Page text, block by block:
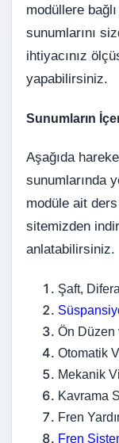
modüllere
sunumlarını
ihtiyacınız
yapabilirsiniz.
Sunumların
Aşağıda
sunumlarında
modüle ait
sitemizden
anlatabilirsiniz.
Şaft,
Ön Düzen
Otomatik
Mekanik
Kavrama
Fren
Fren